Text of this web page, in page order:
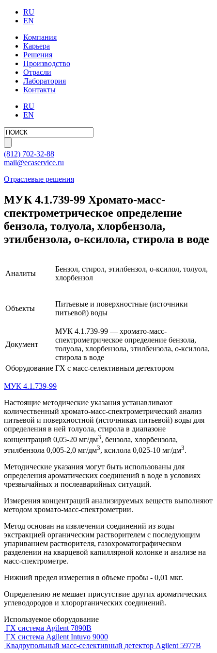
RU
EN
Компания
Карьера
Решения
Производство
Отрасли
Лаборатория
Контакты
RU
EN
(812) 702-32-88
mail@ecaservice.ru
Отраслевые решения
МУК 4.1.739-99 Хромато-масс-
спектрометрическое определение
бензола, толуола, хлорбензола,
этилбензола, о-ксилола, стирола в воде
Аналиты
Бензол, стирол, этилбензол, о-ксилол, толуол,
хлорбензол
Объекты
Питьевые и поверхностные (источники
питьевой) воды
Документ
МУК 4.1.739-99 — хромато-масс-
спектрометрическое определение бензола,
толуола, хлорбензола, этилбензола, о-ксилола,
стирола в воде
Оборудование ГХ с масс-селективным детектором
МУК 4.1.739-99
Настоящие методические указания устанавливают
количественный хромато-масс-спектрометрический анализ
питьевой и поверхностной (источниках питьевой) воды для
определения в ней толуола, стирола в диапазоне
концентраций 0,05-20 мг/дм3, бензола, хлорбензола,
этилбензола 0,005-2,0 мг/дм3, ксилола 0,025-10 мг/дм3.
Методические указания могут быть использованы для
определения ароматических соединений в воде в условиях
чрезвычайных и послеаварийных ситуаций.
Измерения концентраций анализируемых веществ выполняют
методом хромато-масс-спектрометрии.
Метод основан на извлечении соединений из воды
экстракцией органическим растворителем с последующим
упариванием растворителя, газохроматографическом
разделении на кварцевой капиллярной колонке и анализе на
масс-спектрометре.
Нижний предел измерения в объеме пробы - 0,01 мкг.
Определению не мешает присутствие других ароматических
углеводородов и хлорорганических соединений.
Используемое оборудование
ГХ система Agilent 7890B
ГХ система Agilent Intuvo 9000
Квадрупольный масс-селективный детектор Agilent 5977B